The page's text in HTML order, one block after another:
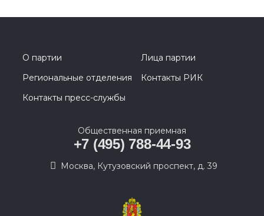
О партии
Лица партии
Региональные отделения
Контакты РИК
Контакты пресс-службы
Общественная приемная
+7 (495) 788-44-93
Москва, Кутузовский проспект, д. 39